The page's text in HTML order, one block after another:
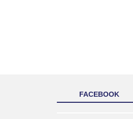
FACEBOOK